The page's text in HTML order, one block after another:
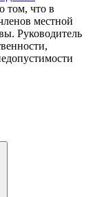
том, что в
местной
Руководитель